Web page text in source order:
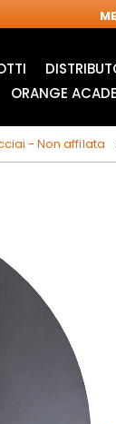
ACCESSORI PER
MULTIFUNZIONE
OSCILLANTI
ORANGE
- Non affilata